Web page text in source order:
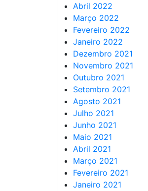
Abril 2022
Março 2022
Fevereiro 2022
Janeiro 2022
Dezembro 2021
Novembro 2021
Outubro 2021
Setembro 2021
Agosto 2021
Julho 2021
Junho 2021
Maio 2021
Abril 2021
Março 2021
Fevereiro 2021
Janeiro 2021